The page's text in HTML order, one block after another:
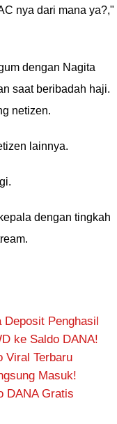
nya dari mana ya?,"
dengan Nagita
saat beribadah haji.
netizen.
lainnya.
dengan tingkah
Deposit Penghasil
ke Saldo DANA!
Viral Terbaru
Masuk!
DANA Gratis